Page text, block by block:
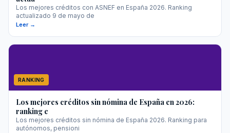
Los mejores créditos con ASNEF en España 2026. Ranking
actualizado 9 de mayo de
Leer →
RANKING
Los mejores créditos sin nómina de España en 2026:
ranking e
Los mejores créditos sin nómina de España 2026. Ranking para
autónomos, pensioni